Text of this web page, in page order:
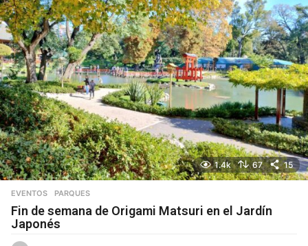
1.4k 67 15
EVENTOS ,PARQUES
Fin de semana de Origami Matsuri en el Jardín
Japonés